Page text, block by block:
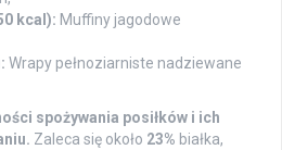
kcal): Muffiny jagodowe
Wrapy pełnoziarniste nadziewane
spożywania posiłków i ich
Zaleca się około 23% białka,